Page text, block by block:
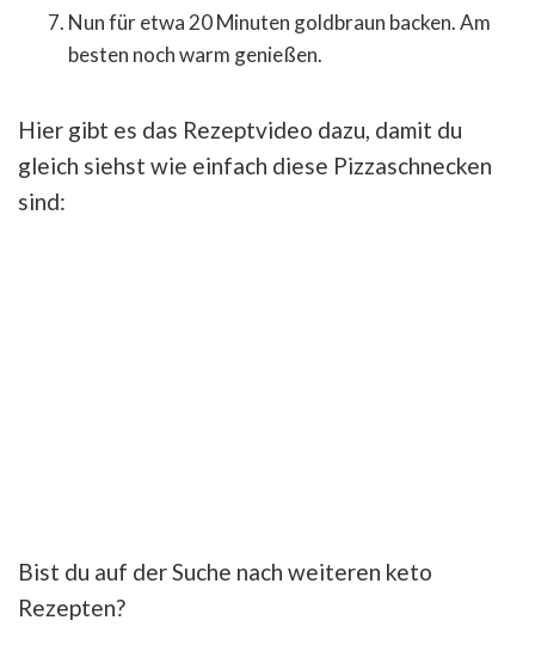
Nun für etwa 20 Minuten goldbraun backen. Am
besten noch warm genießen.
Hier gibt es das Rezeptvideo dazu, damit du
gleich siehst wie einfach diese Pizzaschnecken
sind:
Bist du auf der Suche nach weiteren keto
Rezepten?